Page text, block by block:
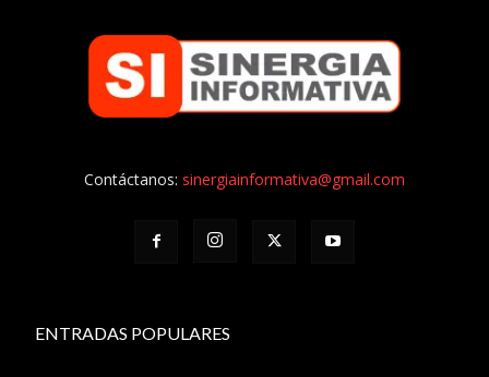
Contáctanos: sinergiainformativa@gmail.com
ENTRADAS POPULARES